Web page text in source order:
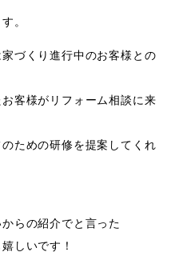
。
づくり進行中のお客様との
客様がリフォーム相談に来
ための研修を提案してくれ
らの紹介でと言った
しいです！